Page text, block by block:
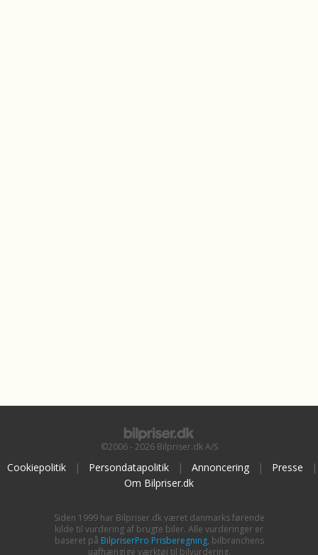
©2006 - 2026 Bilpriser.dk A/S
Cookiepolitik | Persondatapolitik | Annoncering | Presse
|
Om Bilpriser.dk
Siden 1999 har Bilpriser.dk været danmarks førende
kilde til vurdering af brugte biler. Alle vurderinger er
baseret på BilpriserPro Prisberegning, bilbranchens
uafhængige værktøj til bilvurdering.